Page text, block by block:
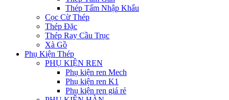
Thép Tấm Nhập Khẩu
Cọc Cừ Thép
Thép Đặc
Thép Ray Cầu Trục
Xà Gồ
Phụ Kiện Thép
PHỤ KIỆN REN
Phụ kiện ren Mech
Phụ kiện ren K1
Phụ kiện ren giá rẻ